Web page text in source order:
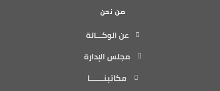
من نحن
عن الوكـــالة
مجلس الإدارة
مكاتبنـــــــا